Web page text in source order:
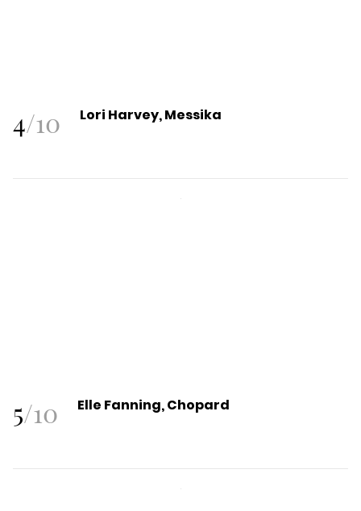
4/10 Lori Harvey, Messika
5/10 Elle Fanning, Chopard